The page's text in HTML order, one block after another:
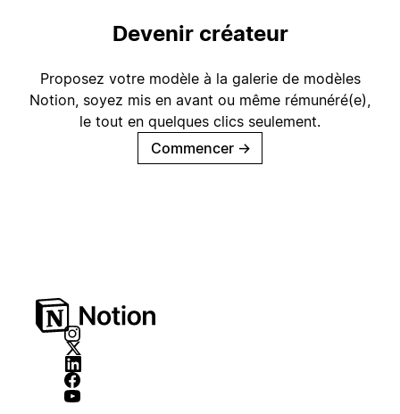
Devenir créateur
Proposez votre modèle à la galerie de modèles
Notion, soyez mis en avant ou même rémunéré(e),
le tout en quelques clics seulement.
Commencer →